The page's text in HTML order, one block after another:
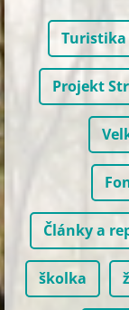
Turistika
Projekt
Články a
školka